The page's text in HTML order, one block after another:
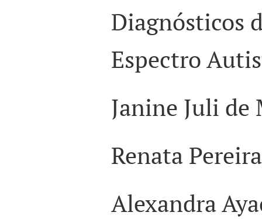
Diagnósticos
Espectro
Janine Juli de
Renata
Alexandra